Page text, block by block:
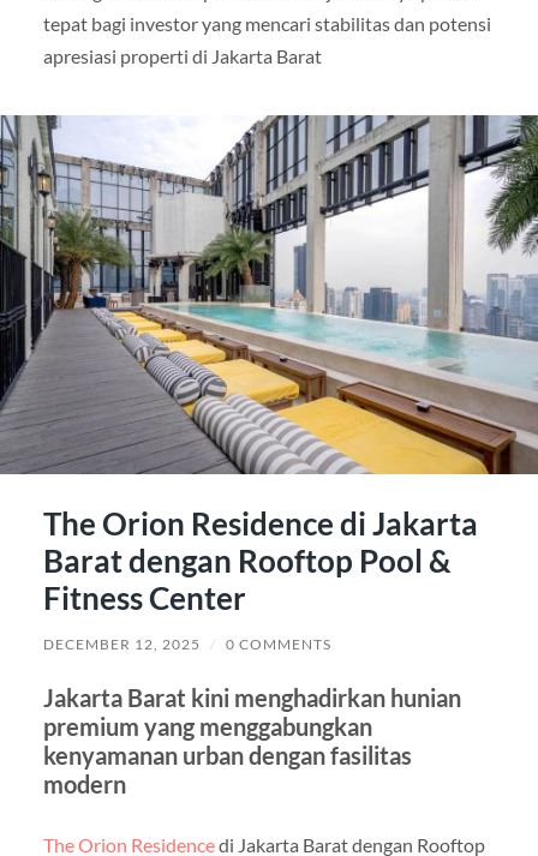
tepat bagi investor yang mencari stabilitas dan potensi
apresiasi properti di Jakarta Barat
The Orion Residence di Jakarta
Barat dengan Rooftop Pool &
Fitness Center
DECEMBER 12, 2025 / 0 COMMENTS
Jakarta Barat kini menghadirkan hunian
premium yang menggabungkan
kenyamanan urban dengan fasilitas
modern
The Orion Residencedi Jakarta Barat dengan Rooftop